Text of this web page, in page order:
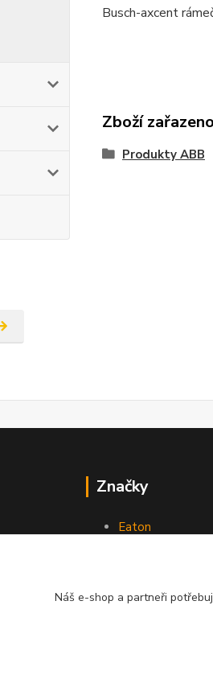
Busch-axcent
Zboží
Produkty ABB
Značky
Eaton
Náš e-shop a partneři